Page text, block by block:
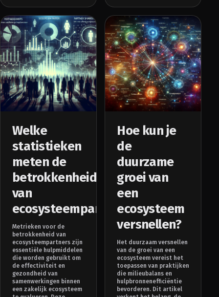
Welke
statistieken
meten de
betrokkenheid
van
ecosysteempartners?
Metrieken voor de
betrokkenheid van
ecosysteempartners zijn
essentiële hulpmiddelen
die worden gebruikt om
de effectiviteit en
gezondheid van
samenwerkingen binnen
een zakelijk ecosysteem
Hoe kun je
de
duurzame
groei van
een
ecosysteem
versnellen?
Het duurzaam versnellen
van de groei van een
ecosysteem vereist het
toepassen van praktijken
die milieubalans en
hulpbronnenefficiëntie
bevorderen. Dit artikel